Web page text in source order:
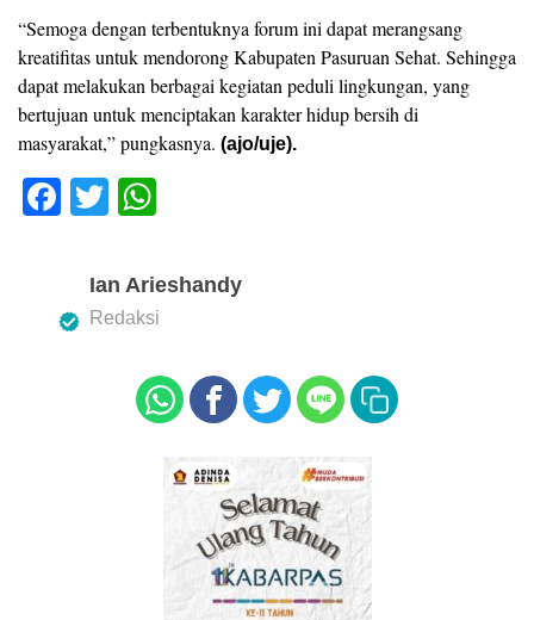
“Semoga dengan terbentuknya forum ini dapat merangsang
kreatifitas untuk mendorong Kabupaten Pasuruan Sehat. Sehingga
dapat melakukan berbagai kegiatan peduli lingkungan, yang
bertujuan untuk menciptakan karakter hidup bersih di
masyarakat,” pungkasnya. (ajo/uje).
F
e
T
tt
er
at
s
p
p
Ian Arieshandy
Redaksi